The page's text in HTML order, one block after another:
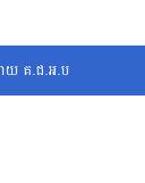
យ គ.ជ.អ.ប